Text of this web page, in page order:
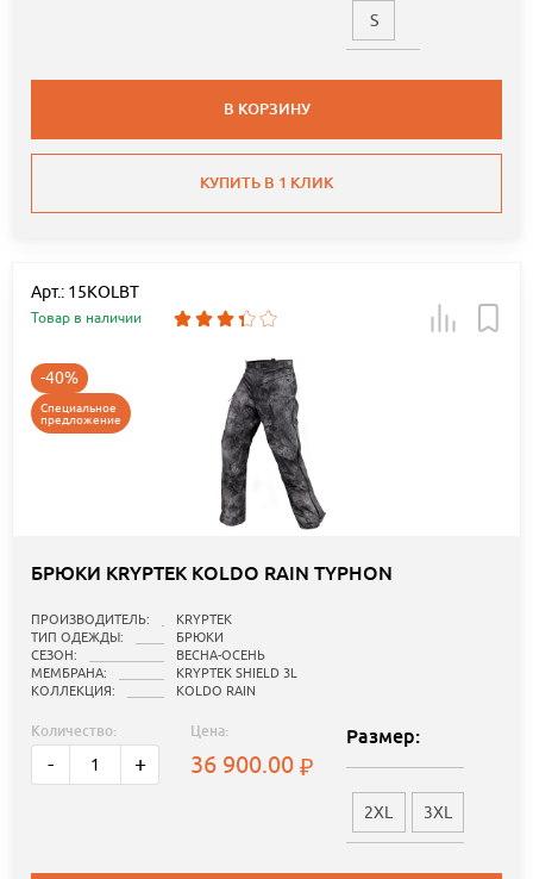
S
В КОРЗИНУ
КУПИТЬ В 1 КЛИК
Арт.: 15KOLBT
Товар в наличии
-40%
Специальное
предложение
БРЮКИ KRYPTEK KOLDO RAIN TYPHON
ПРОИЗВОДИТЕЛЬ:
KRYPTEK
ТИП ОДЕЖДЫ:
БРЮКИ
СЕЗОН:
ВЕСНА-ОСЕНЬ
МЕМБРАНА:
KRYPTEK SHIELD 3L
КОЛЛЕКЦИЯ:
KOLDO RAIN
Количество:
- +
Цена:
36 900.00
Размер:
2XL 3XL